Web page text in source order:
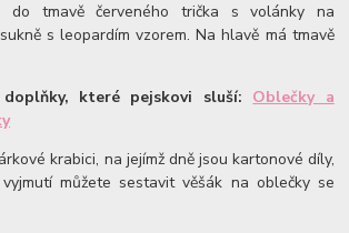
do tmavě červeného trička s volánky na
s leopardím vzorem. Na hlavě má tmavě
které pejskovi sluší: Oblečky a
krabici, na jejímž dně jsou kartonové díly,
můžete sestavit věšák na oblečky se